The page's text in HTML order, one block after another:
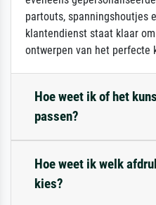
partouts, spanningshoutjes
klantendienst staat klaar
ontwerpen van het perfecte
Hoe weet ik of het
passen?
Hoe weet ik welk
kies?